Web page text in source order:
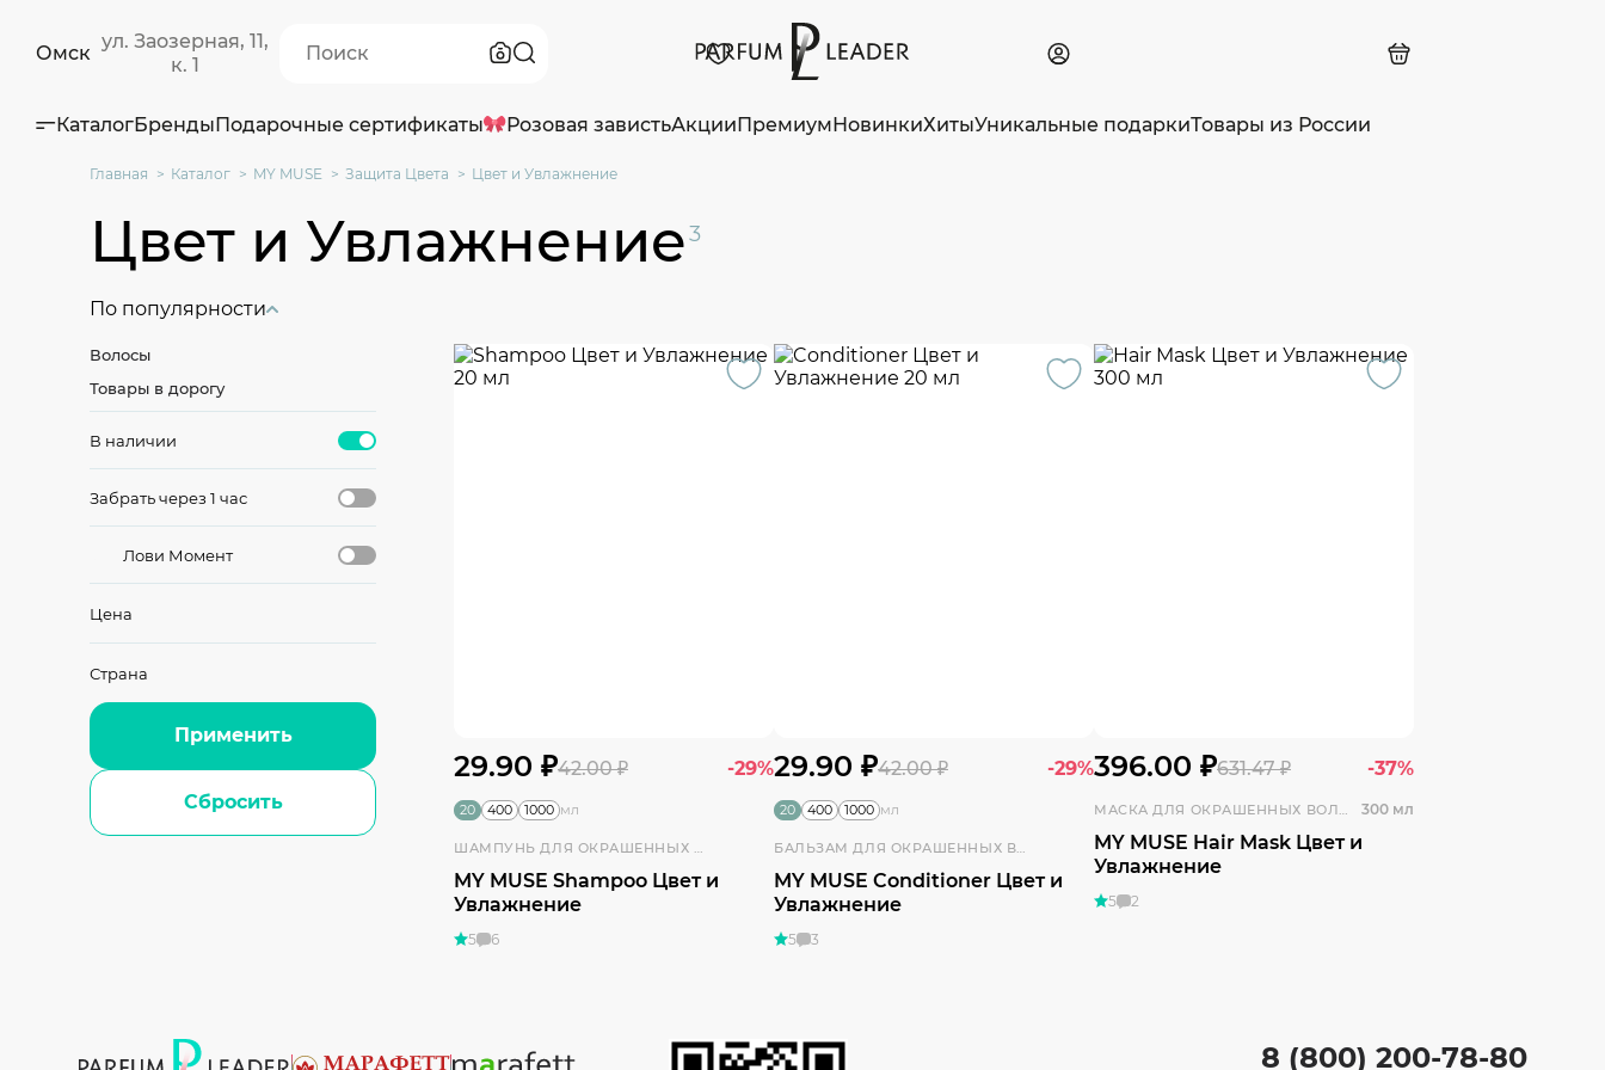
Омск
ул. Заозерная, 11,
к. 1
КаталогБрендыПодарочные сертификаты Розовая завистьАкцииПремиумНовинкиХитыУникальные подаркиТовары из России
Главная Каталог MY MUSE Защита Цвета Цвет и Увлажнение
Цвет и Увлажнение3
По популярности
Волосы
Товары в дорогу
В наличии
Забрать через 1 час
Лови Момент
Цена
Страна
Применить
Сбросить
29.90 ₽42.00 ₽ -29%
20 400 1000 мл
ШАМПУНЬ ДЛЯ ОКРАШЕННЫХ ВОЛОС
MY MUSE Shampoo Цвет и
Увлажнение
5 6
29.90 ₽42.00 ₽ -29%
20 400 1000 мл
БАЛЬЗАМ ДЛЯ ОКРАШЕННЫХ ВОЛОС
MY MUSE Conditioner Цвет и
Увлажнение
5 3
396.00 ₽631.47 ₽ -37%
МАСКА ДЛЯ ОКРАШЕННЫХ ВОЛОС 300 мл
MY MUSE Hair Mask Цвет и
Увлажнение
5 2
8 (800) 200-78-80